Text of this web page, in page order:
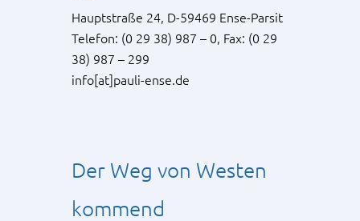
Hauptstraße 24, D-59469 Ense-Parsit
Telefon: (0 29 38) 987 – 0, Fax: (0 29
38) 987 – 299
info[at]pauli-ense.de
Der Weg von Westen
kommend